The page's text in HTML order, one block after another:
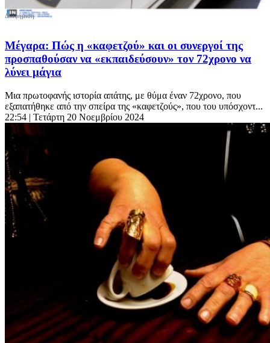
Μέγαρα: Πώς η «καφετζού» και οι συνεργοί της
προσπαθούσαν να «εκπαιδεύσουν» τον 72χρονο να
λύνει μάγια
Μια πρωτοφανής ιστορία απάτης, με θύμα έναν 72χρονο, που
εξαπατήθηκε από την σπείρα της «καφετζούς», που του υπόσχοντ...
22:54 | Τετάρτη 20 Νοεμβρίου 2024